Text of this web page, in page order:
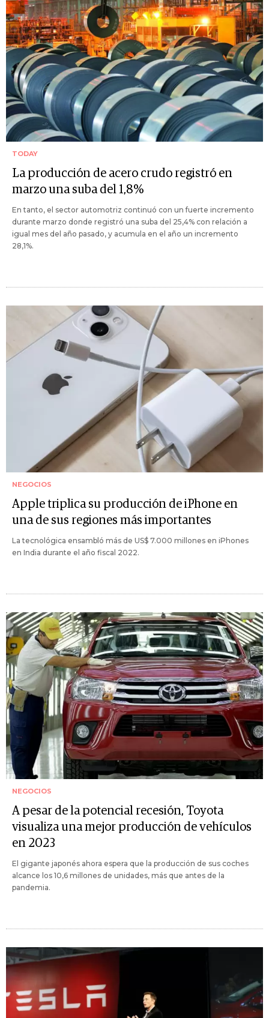
TODAY
La producción de acero crudo registró en
marzo una suba del 1,8%
En tanto, el sector automotriz continuó con un fuerte incremento
durante marzo donde registró una suba del 25,4% con relación a
igual mes del año pasado, y acumula en el año un incremento
28,1%.
NEGOCIOS
Apple triplica su producción de iPhone en
una de sus regiones más importantes
La tecnológica ensambló más de US$ 7.000 millones en iPhones
en India durante el año fiscal 2022.
NEGOCIOS
A pesar de la potencial recesión, Toyota
visualiza una mejor producción de vehículos
en 2023
El gigante japonés ahora espera que la producción de sus coches
alcance los 10,6 millones de unidades, más que antes de la
pandemia.